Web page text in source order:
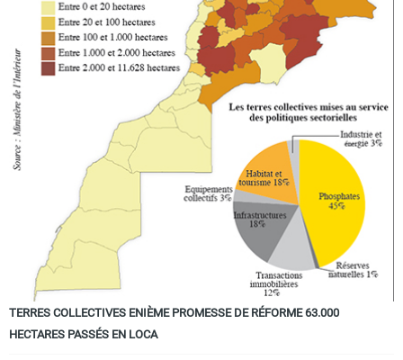
TERRES COLLECTIVES ENIÈME PROMESSE DE RÉFORME 63.000
HECTARES PASSÉS EN LOCA